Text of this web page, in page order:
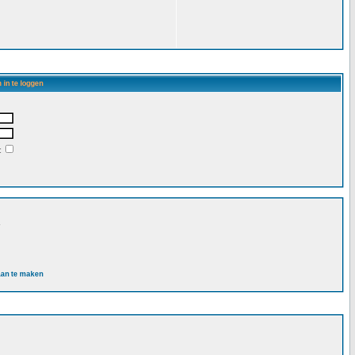
in te loggen
te maken